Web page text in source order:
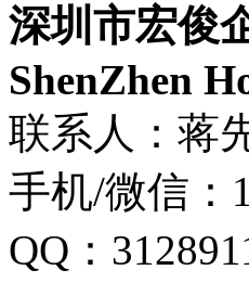
深圳市宏俊
ShenZhen
联系人：蒋
手机/微信：
QQ：